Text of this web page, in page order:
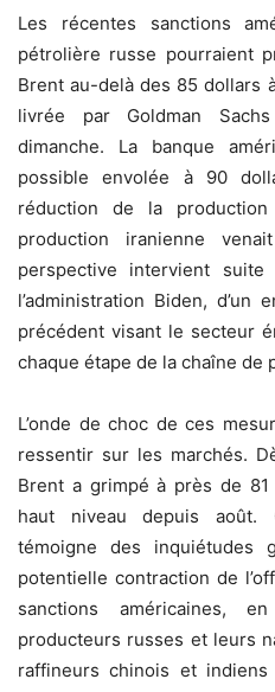
Les récentes sanctions
pétrolière russe pourraient
Brent au-delà des 85 dollars
livrée par Goldman
dimanche. La banque
possible envolée à 90
réduction de la
production iranienne
perspective intervient suite
l’administration Biden, d’un
précédent visant le secteur
chaque étape de la chaîne
L’onde de choc de ces
ressentir sur les marchés.
Brent a grimpé à près de
haut niveau depuis août.
témoigne des inquiétudes
potentielle contraction de
sanctions américaines,
producteurs russes et leurs
raffineurs chinois et